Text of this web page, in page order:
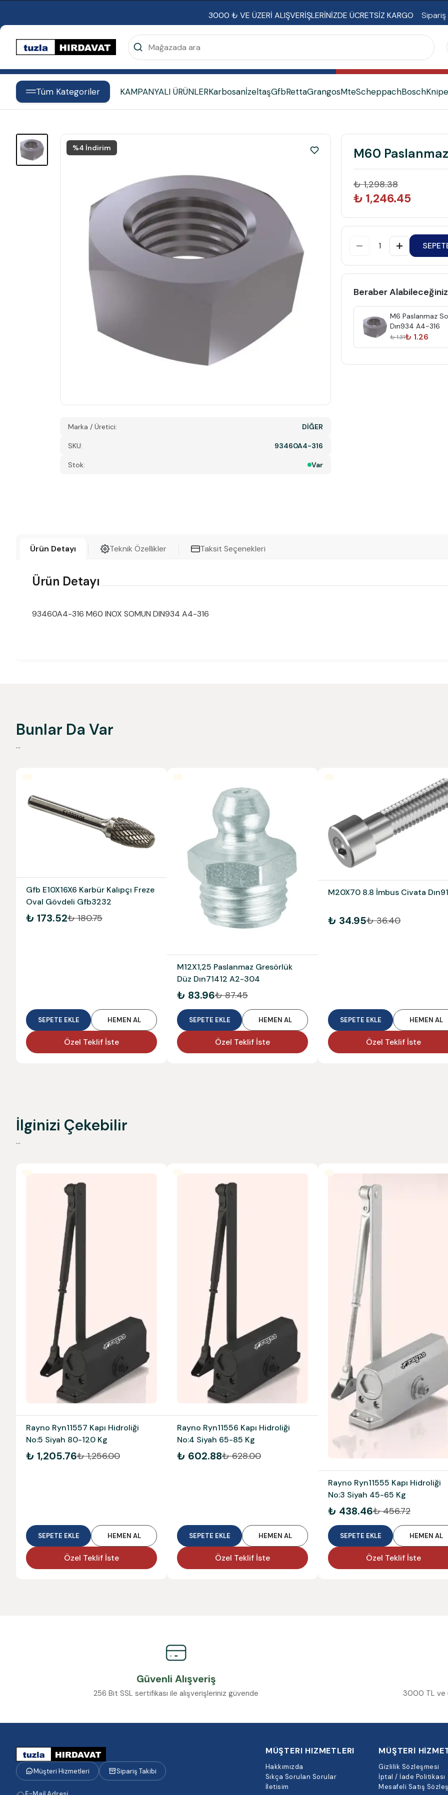
3000 ₺ VE ÜZERİ ALIŞVERİŞLERİNİZDE ÜCRETSİZ KARGO Sipariş
Tüm Kategoriler KAMPANYALI ÜRÜNLERKarbosanİzeltaşGfbRettaGrangosMteScheppachBosch
%4 İndirim
Marka / Üretici: DİĞER
SKU: 93460A4-316
Stok: Var
M60
₺ 1,298.38
₺ 1,246.45
Beraber
M6 Paslanmaz
Dın934 A4-316
₺ 1.31₺ 1.26
Ürün Detayı Teknik Özellikler Taksit Seçenekleri
Ürün Detayı
93460A4-316 M60 INOX SOMUN DIN934 A4-316
Bunlar Da Var
...
Gfb E10X16X6 Karbür Kalıpçı Freze
Oval Gövdeli Gfb3232
₺ 173.52₺ 180.75
SEPETE EKLE HEMEN AL
Özel Teklif İste
M12X1,25 Paslanmaz Gresörlük
Düz Dın71412 A2-304
₺ 83.96₺ 87.45
SEPETE EKLE HEMEN AL
Özel Teklif İste
M20X70 8.8 İmbus Civata
₺ 34.95₺ 36.40
SEPETE EKLE HEMEN AL
Özel Teklif İste
İlginizi Çekebilir
...
Rayno Ryn11557 Kapı Hidroliği
No:5 Siyah 80-120 Kg
₺ 1,205.76₺ 1,256.00
SEPETE EKLE HEMEN AL
Özel Teklif İste
Rayno Ryn11556 Kapı Hidroliği
No:4 Siyah 65-85 Kg
₺ 602.88₺ 628.00
SEPETE EKLE HEMEN AL
Özel Teklif İste
Rayno Ryn11555 Kapı Hidroliği
No:3 Siyah 45-65 Kg
₺ 438.46₺ 456.72
SEPETE EKLE HEMEN AL
Özel Teklif İste
Güvenli Alışveriş
256 Bit SSL sertifikası ile alışverişleriniz güvende 3000 TL ve
Müşteri Hizmetleri Sipariş Takibi
MÜŞTERI HIZMETLERI
Hakkımızda
Sıkça Sorulan Sorular
İletisim
MÜŞTERİ
Gizlilik Sözleşmesi
İptal / İade Politikası
Mesafeli Satış